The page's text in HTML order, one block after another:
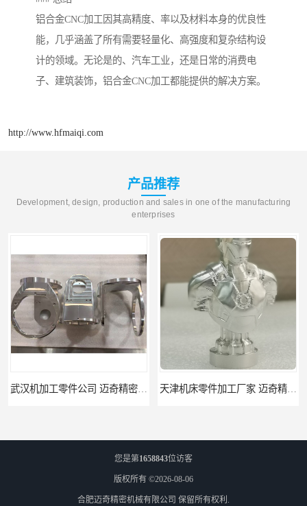
铝合金CNC加工因其高精度、率以及材料本身的优良性
能，几乎涵盖了所有需要轻量化、高强度和复杂结构设
计的领域。无论是的、汽车工业，还是日常的消费电
子、建筑装饰，铝合金CNC加工都能提供的解决方案。
http://www.hfmaiqi.com
产品推荐
Development, design, production and sales in one of the manufacturing
enterprises
您是第1658843位访客
版权所有 ©2026-08-06
合肥迈奇精密机械有限公司 保留所有权利.